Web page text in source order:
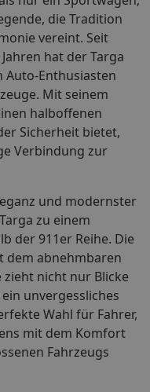
die Tradition
vereint. Seit
hat der Targa
Auto-Enthusiasten
Mit seinem
halboffenen
Sicherheit bietet,
Verbindung zur
und modernster
zu einem
der 911er Reihe. Die
dem abnehmbaren
nicht nur Blicke
unvergessliches
Wahl für Fahrer,
mit dem Komfort
Fahrzeugs